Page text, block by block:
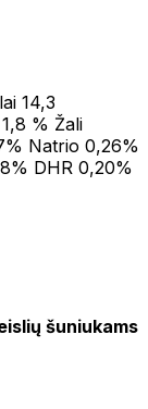
14,3
% Žali
Natrio 0,26%
DHR 0,20%
šuniukams